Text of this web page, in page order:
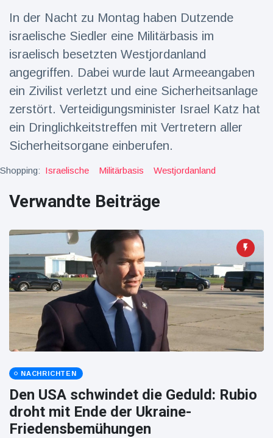
Reisen & Abenteuer
(2252)
Neueste
Nachrichten
"Das alte
England":
frustriert
Aus
Aufrufe
Jungstorch
nimmt
16 Juli
52
Vor WM-
Finale:
Rauch-
Warnung
und Hitze
in New
York
16 Juli
Aufrufe
In der Nacht zu Montag haben Dutzende
israelische Siedler eine Militärbasis im
israelisch besetzten Westjordanland
angegriffen. Dabei wurde laut Armeeangaben
ein Zivilist verletzt und eine Sicherheitsanlage
zerstört. Verteidigungsminister Israel Katz hat
ein Dringlichkeitstreffen mit Vertretern aller
Sicherheitsorgane einberufen.
Shopping: Israelische Militärbasis Westjordanland
Verwandte Beiträge
NACHRICHTEN
Den USA schwindet die Geduld: Rubio
droht mit Ende der Ukraine-
Friedensbemühungen